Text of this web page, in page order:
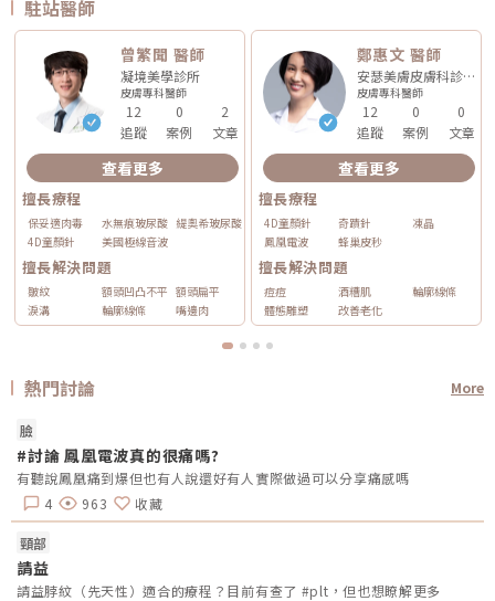
駐站醫師
曾繁聞 醫師
凝境美學診所
皮膚專科醫師
12
追蹤
0
案例
2
文章
查看更多
擅長療程
保妥適肉毒 水無痕玻尿酸 緹奧希玻尿酸
4D童顏針
美國極線音波
擅長解決問題
皺紋 額頭凹凸不平 額頭扁平
淚溝
輪廓線條 嘴邊肉
鄭惠文 醫師
安瑟美膚皮膚科診所
皮膚專科醫師
12
追蹤
0
案例
0
文章
查看更多
擅長療程
4D童顏針 奇蹟針
凍晶
鳳凰電波
蜂巢皮秒
擅長解決問題
痘痘 酒糟肌
輪廓線條
體態雕塑
改善老化
熱門討論 More
臉
#討論 鳳凰電波真的很痛嗎?
有聽說鳳凰痛到爆但也有人說還好有人實際做過可以分享痛感嗎
4
963 收藏
頸部
請益
請益脖紋（先天性）適合的療程？目前有查了 #plt，但也想瞭解更多